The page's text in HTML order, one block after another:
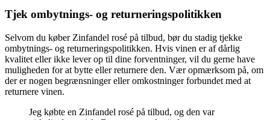
Tjek ombytnings- og returneringspolitikken
Selvom du køber Zinfandel rosé på tilbud, bør du stadig tjekke
ombytnings- og returneringspolitikken. Hvis vinen er af dårlig
kvalitet eller ikke lever op til dine forventninger, vil du gerne have
muligheden for at bytte eller returnere den. Vær opmærksom på, om
der er nogen begrænsninger eller omkostninger forbundet med at
returnere vinen.
Jeg købte en Zinfandel rosé på tilbud, og den var